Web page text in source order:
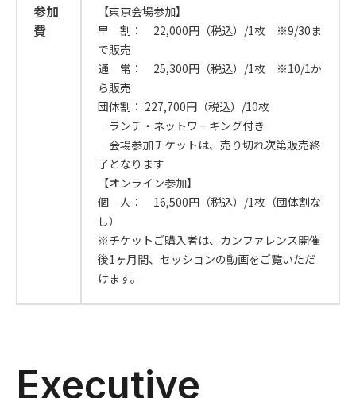
参加
費
【東京会場参加】
早 割： 22,000円（税込）/1枚 ※9/30ま
で販売
通 常： 25,300円（税込）/1枚 ※10/1か
ら販売
団体割： 227,700円（税込）/10枚
‐ランチ・ネットワーキング付き
‐会場参加チケットは、売り切れ次第販売終
了となります
【オンライン参加】
個 人： 16,500円（税込）/1枚（団体割な
し）
※チケットご購入者は、カンファレンス開催
後1ヶ月間、セッションの動画をご覧いただ
けます。
Executive